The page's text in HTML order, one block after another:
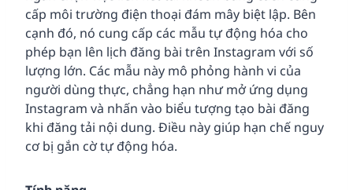
cấp môi trường điện thoại đám mây biệt lập. Bên
cạnh đó, nó cung cấp các mẫu tự động hóa cho
phép bạn lên lịch đăng bài trên Instagram với số
lượng lớn. Các mẫu này mô phỏng hành vi của
người dùng thực, chẳng hạn như mở ứng dụng
Instagram và nhấn vào biểu tượng tạo bài đăng
khi đăng tải nội dung. Điều này giúp hạn chế nguy
cơ bị gắn cờ tự động hóa.